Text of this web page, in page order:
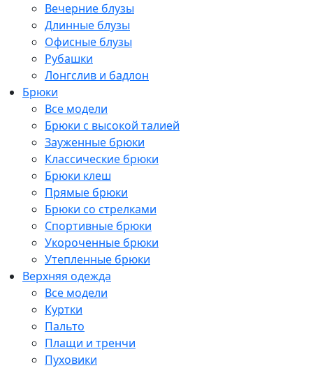
Вечерние блузы
Длинные блузы
Офисные блузы
Рубашки
Лонгслив и бадлон
Брюки
Все модели
Брюки с высокой талией
Зауженные брюки
Классические брюки
Брюки клеш
Прямые брюки
Брюки со стрелками
Спортивные брюки
Укороченные брюки
Утепленные брюки
Верхняя одежда
Все модели
Куртки
Пальто
Плащи и тренчи
Пуховики